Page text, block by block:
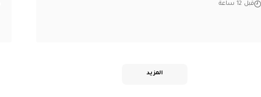
قبل 12 ساعة
المزيد